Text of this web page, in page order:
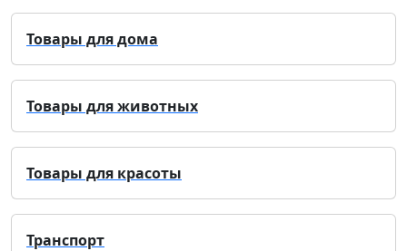
Товары для дома
Товары для животных
Товары для красоты
Транспорт